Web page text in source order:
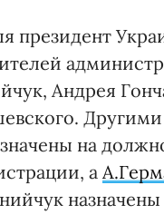
президент
Андрея
на
а
назначены